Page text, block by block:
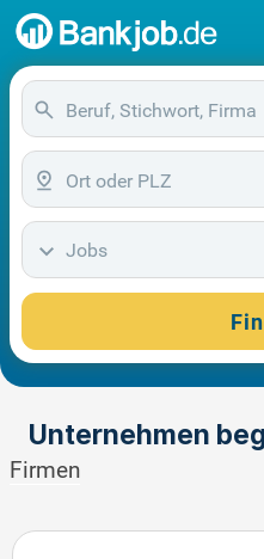
Jobs
Unternehmen
Firmen